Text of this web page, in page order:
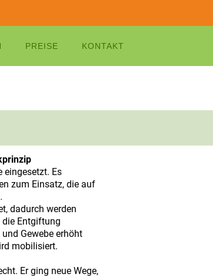
PREISE KONTAKT
eingesetzt. Es
zum Einsatz, die auf
dadurch werden
die Entgiftung
Gewebe erhöht
mobilisiert.
Er ging neue Wege,